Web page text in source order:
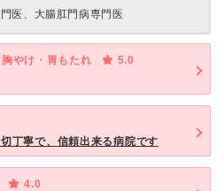
医、大腸肛門病専門医
胸やけ・胃もたれ
5.0
丁寧で、信頼出来る病院です
4.0